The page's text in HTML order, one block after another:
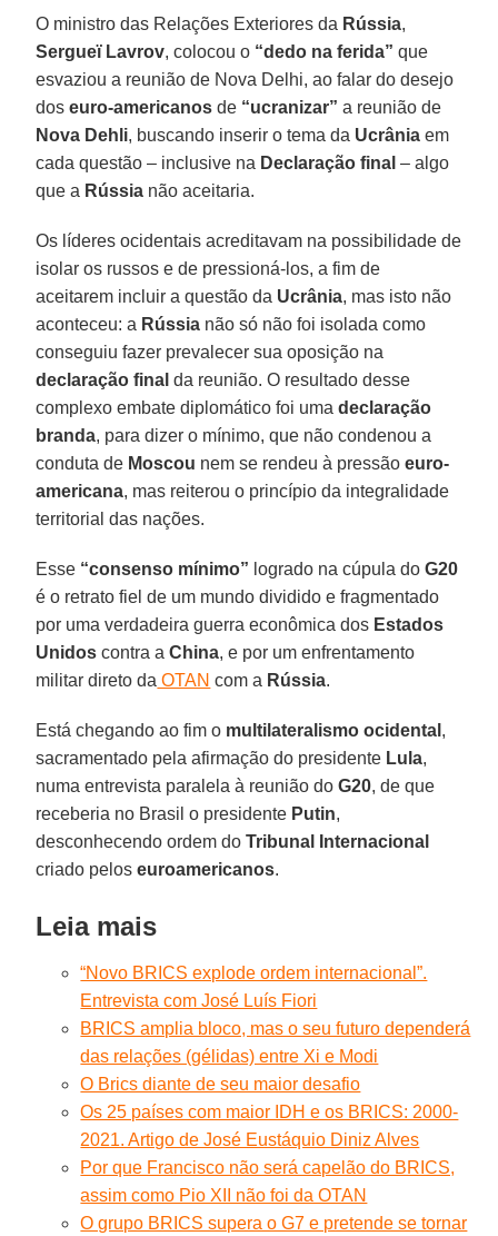
O ministro das Relações Exteriores da Rússia,
Sergueï Lavrov, colocou o “dedo na ferida” que
esvaziou a reunião de Nova Delhi, ao falar do desejo
doseuro-americanos de “ucranizar” a reunião de
Nova Dehli, buscando inserir o tema da Ucrânia em
cada questão – inclusive na Declaração final – algo
que a Rússia não aceitaria.
Os líderes ocidentais acreditavam na possibilidade de
isolar os russos e de pressioná-los, a fim de
aceitarem incluir a questão da Ucrânia, mas isto não
aconteceu: a Rússia não só não foi isolada como
conseguiu fazer prevalecer sua oposição na
declaração final da reunião. O resultado desse
complexo embate diplomático foi umadeclaração
branda, para dizer o mínimo, que não condenou a
conduta de Moscou nem se rendeu à pressãoeuro-
americana, mas reiterou o princípio da integralidade
territorial das nações.
Esse “consenso mínimo” logrado na cúpula doG20
é o retrato fiel de um mundo dividido e fragmentado
por uma verdadeira guerra econômica dos Estados
Unidos contra aChina, e por um enfrentamento
militar direto da OTAN com a Rússia.
Está chegando ao fim o multilateralismo ocidental ,
sacramentado pela afirmação do presidente Lula,
numa entrevista paralela à reunião doG20, de que
receberia no Brasil o presidente Putin,
desconhecendo ordem doTribunal Internacional
criado peloseuroamericanos.
Leia mais
“Novo BRICS explode ordem internacional”.
Entrevista com José Luís Fiori
BRICS amplia bloco, mas o seu futuro dependerá
das relações (gélidas) entre Xi e Modi
O Brics diante de seu maior desafio
Os 25 países com maior IDH e os BRICS: 2000-
2021. Artigo de José Eustáquio Diniz Alves
Por que Francisco não será capelão do BRICS,
assim como Pio XII não foi da OTAN
O grupo BRICS supera o G7 e pretende se tornar